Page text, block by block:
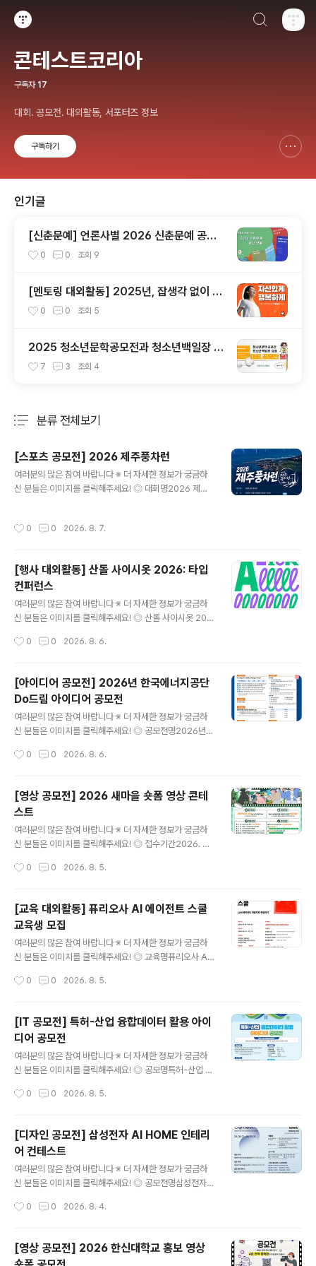
콘테스트코리아
구독자 17
대회. 공모전. 대외활동, 서포터즈 정보
구독하기
인기글
[신춘문예] 언론사별 2026 신춘문예 공고
모음
0 0 조회 9
[멘토링 대외활동] 2025년, 잡생각 없이 가
장 '나답게' 성공하는 법 ㅣ자기계발 명상캠프
0 0 조회 5
2025 청소년문학공모전과 청소년백일장 총
정리
7 3 조회 4
분류 전체보기
[스포츠 공모전] 2026 제주풍차런
여러분의 많은 참여 바랍니다 ※ 더 자세한 정보가 궁금하
신 분들은 이미지를 클릭해주세요! ◎ 대회명2026 제주
수협 다목적어업인종합지원센터제주 제주시 한림읍 한림
9:00 / 5K 09:20 ◎ 참가비 입금계좌- 은행명 : 농협- 계
좌번호 : 351-1405-5832-13- 예금주 : 주식회사 어디
감수광 ◎ 시상내용종합 시상시상은 10km 부문에 한해
진행되며, 5km 부문은 시상에서 제외됩니다.- 1위 30만
0 0 2026. 8. 7.
[행사 대외활동] 산돌 사이시옷 2026: 타입
컨퍼런스
여러분의 많은 참여 바랍니다 ※ 더 자세한 정보가 궁금하
신 분들은 이미지를 클릭해주세요! ◎ 산돌 사이시옷 202
타입 컨퍼런스 산돌 사이시옷 2026!디자이너 및 콘텐츠
10월 16(금)~17일(토) DDP에서 진행됩니다. [연 사]프리
텐다드를 만든 길형진 디렉터우아한형제들의 한명수 CC
O신신그래픽의 신해옥·신동혁 디자이너오이뮤의 신소현
대표 [부가프로그램]- 사이시옷 인사이트 (네트워킹 프로
그램)- 브랜드 체험 부스- 익스클루시브 키트 (웰컴패키지
참가자격국내/외에서 활동하는 디자인/타입에 관심있는 누
0 0 2026. 8. 6.
[아이디어 공모전] 2026년 한국에너지공단
Do드림 아이디어 공모전
여러분의 많은 참여 바랍니다 ※ 더 자세한 정보가 궁금하
신 분들은 이미지를 클릭해주세요! ◎ 공모전명2026년
EA 핵심가치(혁신 / 소통 / 안전 / 신뢰)를 주제로 한 제안 -
◎ 참가자격전국민 누구나 ◎ 접수기간2026.7.15(수) ~
2026.8.31(월) ◎ 참가방법[첨부] 제안서 작성 후 공단홈
페이지 ‘고객제안’ 게시판* 제출*(공단홈페이지) 국민소통
→ 고객만족시스템 → 고객제안 →신청분야[Do드림 아이
디어 공모전] ◎ 제안채택 및 시행① 제안요건 충족여부 등
안시행부서) 사전 채택여부 검토(내용 충실도에 따라 불채
0 0 2026. 8. 6.
[영상 공모전] 2026 새마을 숏폼 영상 콘테
스트
여러분의 많은 참여 바랍니다 ※ 더 자세한 정보가 궁금하
신 분들은 이미지를 클릭해주세요! ◎ 접수기간2026. 6.
주하는 누구나 참여 가능(개인 또는 4인 이하 팀) ◎ 공모
작품규격유형 : 저작권 걱정 없는 순수 창작 콘텐츠시간 : 3
0초~90초 (60초 이내 권장)규격 : 16:9 가로형 또는 세로
형 영상형식 : 표준 영상파일 형식(MP4, MOV, AVI 등)해
상도 : 1920×1080px 또는 1080×1920px ◎ 접수방
법① 필수 해시태그와 함께 개인 SNS 업로드[ 필수 해시
제출서류 작성 후 이메일 제출[ 제출..
0 0 2026. 8. 5.
[교육 대외활동] 퓨리오사 AI 에이전트 스쿨
교육생 모집
여러분의 많은 참여 바랍니다 ※ 더 자세한 정보가 궁금하
신 분들은 이미지를 클릭해주세요! ◎ 교육명퓨리오사 AI
이상]• 교육비 전액 지원→ 지원 대상자 최대 120만 원의
로젝트 및 서비스 배포→ 기업 과제 기반 프로젝트로 실무
포트폴리오 완성• 인턴십 · 채용 연계 지원→ 퓨리오사AI
및 한컴그룹사 인턴십 지원 기회 제공 ◎ 모집기간2026.
7. 15(수) ~ 8. 18(화) ◎ 지원자격전공 · 나이 · 지역 무관
미취업자- AI 개발자를 꿈꾸는 30명 모집 ◎ 교육안내-
시간: 평일 09:00 ~ 18:00..
0 0 2026. 8. 5.
[IT 공모전] 특허-산업 융합데이터 활용 아이
디어 공모전
여러분의 많은 참여 바랍니다 ※ 더 자세한 정보가 궁금하
신 분들은 이미지를 클릭해주세요! ◎ 공모명특허-산업 융
인공지능 분류모델을 활용하여 개별 특허가 어떤 산업에
(원)생 (대표자 포함 4인 이내 팀 구성) ◎ 일 정○ 2026.
7.23. ~ 9. 11. 접수 기간○ 2026. 9.28. ~ 11. 13. 결과물
제출○ 2026. 11.16. ~ 11. 20. 1차 심사○ 2026. 11.21.
~ 11. 27. 발표 자료 제출○ 2026. 12.02. 2차 심사○ 2
026. 12월 중 시상식 진..
0 0 2026. 8. 5.
[디자인 공모전] 삼성전자 AI HOME 인테리
어 컨테스트
여러분의 많은 참여 바랍니다 ※ 더 자세한 정보가 궁금하
신 분들은 이미지를 클릭해주세요! ◎ 공모전명삼성전자
Contest 삼성전자 AI 기반 주거 공간 디자인 공모전 ◎
인사업자 소속) ◎ 공모주제Space for AI, Design for
Life(AI 가전을 품은 주거 공간 디자인) ◎ 공모 분야(택1)
0 0 2026. 8. 4.
[영상 공모전] 2026 한신대학교 홍보 영상